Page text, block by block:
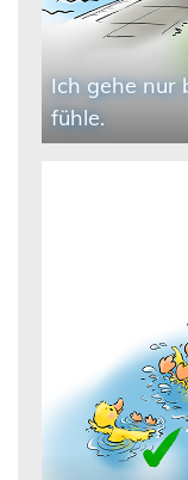
Ich gehe nur
fühle.